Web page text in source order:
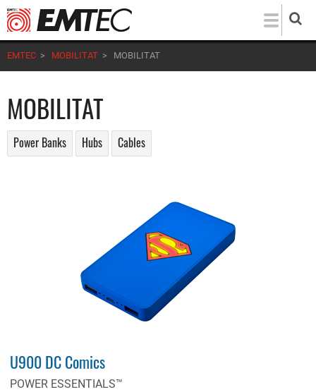
Direkt
zum
Inhalt
EMTEC > MOBILITAT > MOBILITAT
MOBILITAT
Power Banks Hubs Cables
U900 DC Comics
POWER ESSENTIALS™